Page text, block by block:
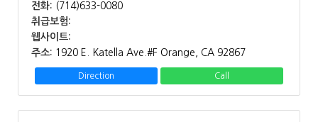
전화: (714)633-0080
취급보험:
웹사이트:
주소: 1920 E. Katella Ave.#F Orange, CA 92867
Direction Call